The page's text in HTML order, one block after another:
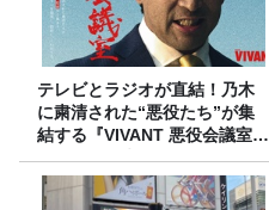
テレビとラジオが直結！乃木
に粛清された“悪役たち”が集
結する『VIVANT 悪役会議室』
7/26(日)23時スタート！